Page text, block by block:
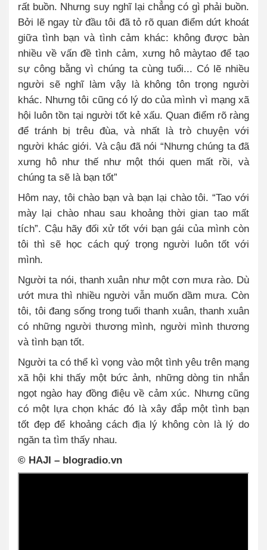
rất buồn. Nhưng suy nghĩ lại chẳng có gì phải buồn.
Bởi lẽ ngay từ đầu tôi đã tỏ rõ quan điểm dứt khoát
giữa tình bạn và tình cảm khác: không được bàn
nhiều về vấn đề tình cảm, xưng hô màytao để tạo
sự công bằng vì chúng ta cùng tuổi... Có lẽ nhiều
người sẽ nghĩ làm vậy là không tôn trọng người
khác. Nhưng tôi cũng có lý do của mình vì mạng xã
hội luôn tồn tại người tốt kẻ xấu. Quan điểm rõ ràng
để tránh bị trêu đùa, và nhất là trò chuyện với
người khác giới. Và cậu đã nói “Nhưng chúng ta đã
xưng hô như thế như một thói quen mất rồi, và
chúng ta sẽ là bạn tốt”
Hôm nay, tôi chào bạn và bạn lại chào tôi. “Tao với
mày lại chào nhau sau khoảng thời gian tao mất
tích”. Cậu hãy đối xử tốt với bạn gái của mình còn
tôi thì sẽ học cách quý trọng người luôn tốt với
mình.
Người ta nói, thanh xuân như một cơn mưa rào. Dù
ướt mưa thì nhiều người vẫn muốn dầm mưa. Còn
tôi, tôi đang sống trong tuổi thanh xuân, thanh xuân
có những người thương mình, người mình thương
và tình bạn tốt.
Người ta có thể kì vọng vào một tình yêu trên mạng
xã hội khi thấy một bức ảnh, những dòng tin nhắn
ngọt ngào hay đồng điệu về cảm xúc. Nhưng cũng
có một lựa chọn khác đó là xây đắp một tình bạn
tốt đẹp để khoảng cách địa lý không còn là lý do
ngăn ta tìm thấy nhau.
© HAJI – blogradio.vn